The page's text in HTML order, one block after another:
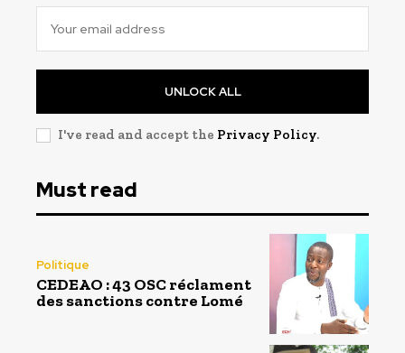
UNLOCK ALL
I've read and accept the Privacy Policy.
Must read
Politique
CEDEAO : 43 OSC réclament
des sanctions contre Lomé